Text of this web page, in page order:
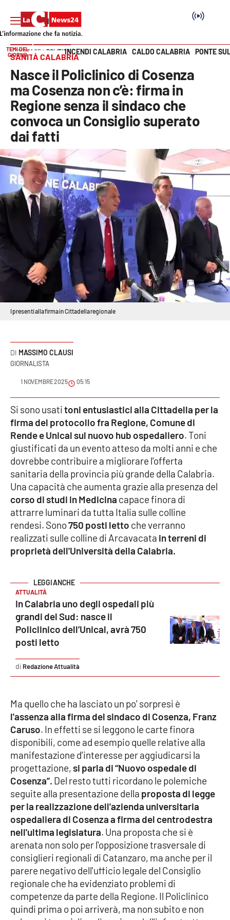
SEZIONI
Cronaca
Politica
Attualità
Economia e lavoro
Italia Mondo
Sanità
Sport
Cultura
Podcast
Meteo
Editoriali
VIDEO
Ambiente
Cronaca
Economia e Lavoro
Politica
Società
Sport
Good Morning Vietnam
Parchi Marini Calabria
Leggendo Alvaro insieme
Imprese Di Calabria
Le perfidie di Antonella Grippo
Venti di comunicazione
STREAMING
LaC TV
LaC Network
Vai
TEMI DEL
GIORNO
INCENDI CALABRIA CALDO CALABRIA PONTE
HOME PAGE POLITICA
SANITÀ CALABRIA
Nasce il Policlinico di Cosenza
ma Cosenza non c’è: firma in
Regione senza il sindaco che
convoca un Consiglio superato
dai fatti
I presenti alla firma in Cittadella regionale
MASSIMO CLAUSI
GIORNALISTA
1 NOVEMBRE 2025 05:15
Si sono usatitoni entusiastici alla Cittadella per la
firma del protocollo fra Regione, Comune di
Rende e Unical sul nuovo hub ospedaliero. Toni
giustificati da un evento atteso da molti anni e che
dovrebbe contribuire a migliorare l'offerta
sanitaria della provincia più grande della Calabria.
Una capacità che aumenta grazie alla presenza del
corso di studi in Medicina capace finora di
attrarre luminari da tutta Italia sulle colline
rendesi. Sono750 posti letto che verranno
realizzati sulle colline di Arcavacata in terreni di
proprietà dell'Università della Calabria.
ATTUALITÀ
In Calabria uno degli ospedali più
grandi del Sud: nasce il
Policlinico dell’Unical, avrà 750
posti letto
Redazione Attualità
Ma quello che ha lasciato un po' sorpresi è
l'assenza alla firma del sindaco di Cosenza, Franz
Caruso. In effetti se si leggono le carte finora
disponibili, come ad esempio quelle relative alla
manifestazione d'interesse per aggiudicarsi la
progettazione,si parla di “Nuovo ospedale di
Cosenza”. Del resto tutti ricordano le polemiche
seguite alla presentazione della proposta di legge
per la realizzazione dell'azienda universitaria
ospedaliera di Cosenza a firma del centrodestra
nell'ultima legislatura. Una proposta che si è
arenata non solo per l'opposizione trasversale di
consiglieri regionali di Catanzaro, ma anche per il
parere negativo dell'ufficio legale del Consiglio
regionale che ha evidenziato problemi di
competenze da parte della Regione. Il Policlinico
quindi prima o poi arriverà, ma non subito e non